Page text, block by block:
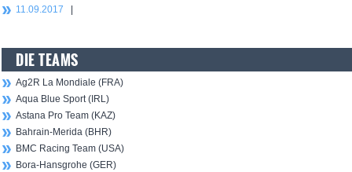
11.09.2017
DIE TEAMS
Ag2R La Mondiale (FRA)
Aqua Blue Sport (IRL)
Astana Pro Team (KAZ)
Bahrain-Merida (BHR)
BMC Racing Team (USA)
Bora-Hansgrohe (GER)